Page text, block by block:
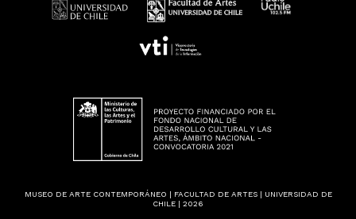
MUSEO DE ARTE CONTEMPORÁNEO | FACULTAD DE ARTES | UNIVERSIDAD DE
CHILE | 2026